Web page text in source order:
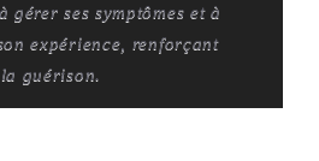
gérer ses symptômes et à
expérience, renforçant
guérison.